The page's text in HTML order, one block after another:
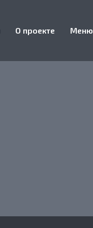
О проекте Меню